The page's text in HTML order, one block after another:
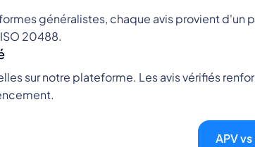
généralistes, chaque avis provient d'un
20488.
sur notre plateforme. Les avis vérifiés
APV